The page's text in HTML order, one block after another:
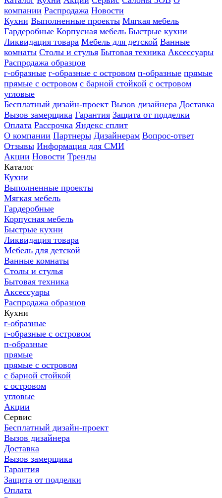
компании Распродажа Новости
Кухни Выполненные проекты Мягкая мебель
Гардеробные Корпусная мебель Быстрые кухни
Ликвидация товара Мебель для детской Ванные
комнаты Столы и стулья Бытовая техника Аксессуары
Распродажа образцов
г-образные г-образные с островом п-образные прямые
прямые с островом с барной стойкой с островом
угловые
Бесплатный дизайн-проект Вызов дизайнера Доставка
Вызов замерщика Гарантия Защита от подделки
Оплата Рассрочка Яндекс сплит
О компании Партнеры Дизайнерам Вопрос-ответ
Отзывы Информация для СМИ
Акции Новости Тренды
Каталог
Кухни
Выполненные проекты
Мягкая мебель
Гардеробные
Корпусная мебель
Быстрые кухни
Ликвидация товара
Мебель для детской
Ванные комнаты
Столы и стулья
Бытовая техника
Аксессуары
Распродажа образцов
Кухни
г-образные
г-образные с островом
п-образные
прямые
прямые с островом
с барной стойкой
с островом
угловые
Акции
Сервис
Бесплатный дизайн-проект
Вызов дизайнера
Доставка
Вызов замерщика
Гарантия
Защита от подделки
Оплата